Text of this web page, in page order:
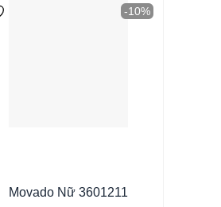
-10%
Movado Nữ 3601211